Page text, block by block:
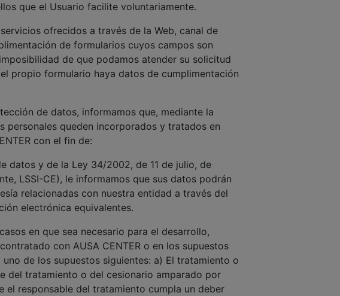
que el Usuario facilite voluntariamente.
ofrecidos a través de la Web, canal de
de formularios cuyos campos son
de que podamos atender su solicitud
propio formulario haya datos de cumplimentación
de datos, informamos que, mediante la
personales queden incorporados y tratados en
con el fin de:
datos y de la Ley 34/2002, de 11 de julio, de
LSSI-CE), le informamos que sus datos podrán
relacionadas con nuestra entidad a través del
electrónica equivalentes.
en que sea necesario para el desarrollo,
con AUSA CENTER o en los supuestos
de los supuestos siguientes: a) El tratamiento o
del tratamiento o del cesionario amparado por
el responsable del tratamiento cumpla un deber